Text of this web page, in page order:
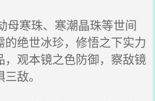
寒珠、寒潮晶珠等世间
绝世冰珍，修悟之下实力
，观本镜之色防御，察敌镜
敌。